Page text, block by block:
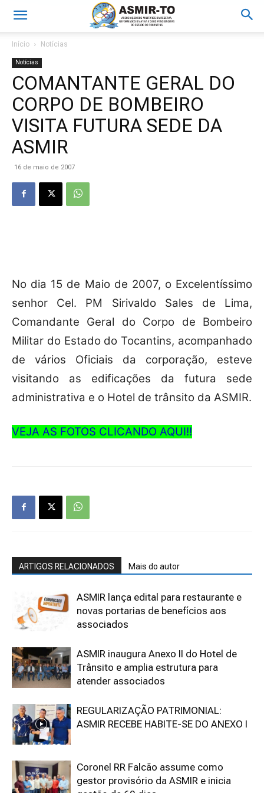
Início Notícias
Notícias
COMANTANTE GERAL DO
CORPO DE BOMBEIRO
VISITA FUTURA SEDE DA
ASMIR
16 de maio de 2007
No dia 15 de Maio de 2007, o Excelentíssimo
senhor Cel. PM Sirivaldo Sales de Lima,
Comandante Geral do Corpo de Bombeiro
Militar do Estado do Tocantins, acompanhado
de vários Oficiais da corporação, esteve
visitando as edificações da futura sede
administrativa e o Hotel de trânsito da ASMIR.
VEJA AS FOTOS CLICANDO AQUI!!
ARTIGOS RELACIONADOS Mais do autor
ASMIR lança edital para restaurante e
novas portarias de benefícios aos
associados
ASMIR inaugura Anexo II do Hotel de
Trânsito e amplia estrutura para
atender associados
REGULARIZAÇÃO PATRIMONIAL:
ASMIR RECEBE HABITE-SE DO ANEXO I
Coronel RR Falcão assume como
gestor provisório da ASMIR e inicia